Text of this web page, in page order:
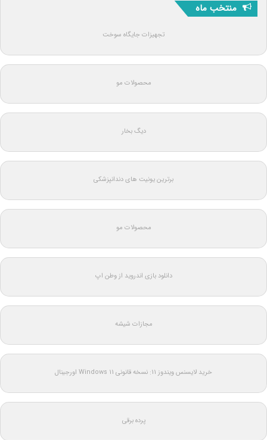
منتخب ماه
تجهیزات جایگاه سوخت
محصولات مو
دیگ بخار
برترین یونیت های دندانپزشکی
محصولات مو
دانلود بازی اندروید از وطن اپ
مجازات شیشه
خرید لایسنس ویندوز 11: نسخه قانونی Windows 11 اورجینال
پرده برقی